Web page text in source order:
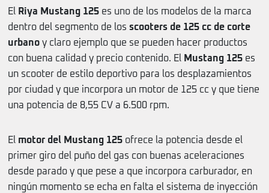
El Riya Mustang 125 es uno de los modelos de la marca
dentro del segmento de los scooters de 125 cc de corte
urbano y claro ejemplo que se pueden hacer productos
con buena calidad y precio contenido. El Mustang 125 es
un scooter de estilo deportivo para los desplazamientos
por ciudad y que incorpora un motor de 125 cc y que tiene
una potencia de 8,55 CV a 6.500 rpm.
El motor del Mustang 125 ofrece la potencia desde el
primer giro del puño del gas con buenas aceleraciones
desde parado y que pese a que incorpora carburador, en
ningún momento se echa en falta el sistema de inyección